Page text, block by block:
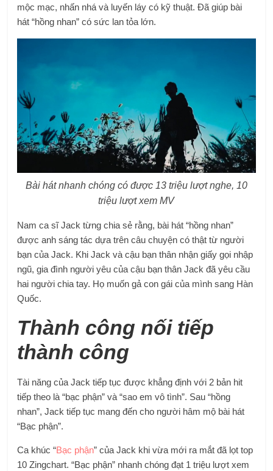
mộc mạc, nhấn nhá và luyến láy có kỹ thuật. Đã giúp bài
hát “hồng nhan” có sức lan tỏa lớn.
Bài hát nhanh chóng có được 13 triệu lượt nghe, 10
triệu lượt xem MV
Nam ca sĩ Jack từng chia sẻ rằng, bài hát “hồng nhan”
được anh sáng tác dựa trên câu chuyện có thật từ người
bạn của Jack. Khi Jack và cậu bạn thân nhận giấy gọi nhập
ngũ, gia đình người yêu của cậu bạn thân Jack đã yêu cầu
hai người chia tay. Họ muốn gả con gái của mình sang Hàn
Quốc.
Thành công nối tiếp
thành công
Tài năng của Jack tiếp tục được khẳng định với 2 bản hit
tiếp theo là “bạc phận” và “sao em vô tình”. Sau “hồng
nhan”, Jack tiếp tục mang đến cho người hâm mộ bài hát
“Bạc phận”.
Ca khúc “Bạc phận” của Jack khi vừa mới ra mắt đã lọt top
10 Zingchart. “Bạc phận” nhanh chóng đạt 1 triệu lượt xem